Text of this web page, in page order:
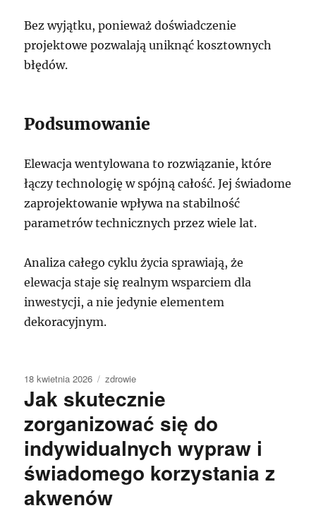
Bez wyjątku, ponieważ doświadczenie
projektowe pozwalają uniknąć kosztownych
błędów.
Podsumowanie
Elewacja wentylowana to rozwiązanie, które
łączy technologię w spójną całość. Jej świadome
zaprojektowanie wpływa na stabilność
parametrów technicznych przez wiele lat.
Analiza całego cyklu życia sprawiają, że
elewacja staje się realnym wsparciem dla
inwestycji, a nie jedynie elementem
dekoracyjnym.
Data
publikacji
18 kwietnia 2026 Kategorie
zdrowie
Jak skutecznie
zorganizować się do
indywidualnych wypraw i
świadomego korzystania z
akwenów